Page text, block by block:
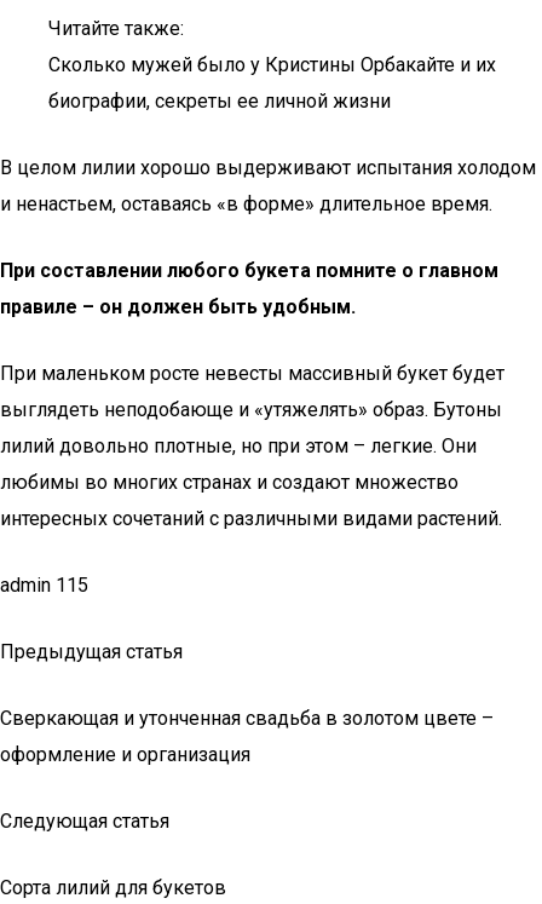
Читайте также:
Сколько мужей было у Кристины Орбакайте и их
биографии, секреты ее личной жизни
В целом лилии хорошо выдерживают испытания холодом
и ненастьем, оставаясь «в форме» длительное время.
При составлении любого букета помните о главном
правиле – он должен быть удобным.
При маленьком росте невесты массивный букет будет
выглядеть неподобающе и «утяжелять» образ. Бутоны
лилий довольно плотные, но при этом – легкие. Они
любимы во многих странах и создают множество
интересных сочетаний с различными видами растений.
admin 115
Предыдущая статья
Сверкающая и утонченная свадьба в золотом цвете –
оформление и организация
Следующая статья
Сорта лилий для букетов